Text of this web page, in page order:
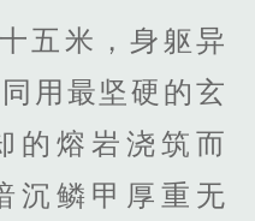
五米，身躯异
用最坚硬的玄
的熔岩浇筑而
沉鳞甲厚重无